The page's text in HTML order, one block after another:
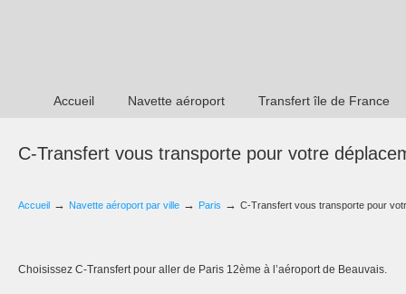
Accueil Navette aéroport Transfert île de France
C-Transfert vous transporte pour votre
Accueil → Navette aéroport par ville → Paris → C-Transfert vous transporte pour
Choisissez C-Transfert pour aller de Paris 12ème à l’aéroport de Beauvais.